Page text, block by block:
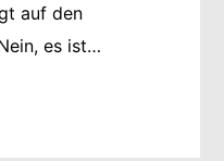
auf den
es ist…